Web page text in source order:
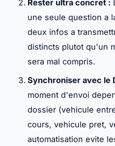
Rester ultra concret :
une seule question a
deux infos a
distincts plutot qu'un
sera mal compris.
Synchroniser avec le
moment d'envoi
dossier (vehicule
cours, vehicule pret,
automatisation evite